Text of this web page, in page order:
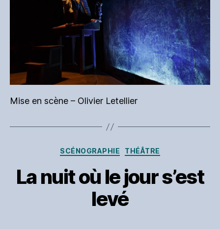
Mise en scène – Olivier Letellier
Catégories
SCÉNOGRAPHIE THÉÂTRE
La nuit où le jour s’est
levé